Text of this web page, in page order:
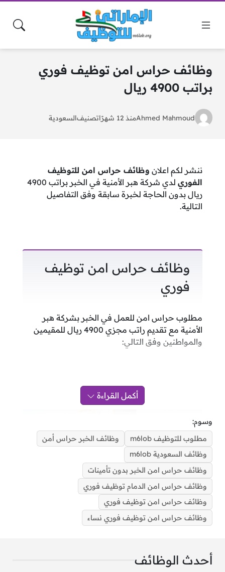
وظائف حراس امن توظيف فوري
براتب 4900 ريال
Ahmed Mahmoudمنذ 12 شهرًا تصنيفالسعودية
ننشر لكم اعلان وظائف حراس امن للتوظيف
الفوري
لدي شركة هبر الأمنية في الخبر براتب 4900
ريال بدون الحاجة لخبرة سابقة وفق التفاصيل
التالية.
وظائف حراس امن توظيف
فوري
مطلوب حراس امن للعمل في الخبر بشركة هبر
الأمنية مع تقديم راتب مجزي 4900 ريال للمقيمين
والمواطنين وفق التالي:
وظائف حراس امن توظيف فوري براتب 4900 ريال
أكمل القراءة
وسوم:
مطلوب للتوظيف m6lob
وظائف الخبر حراس أمن
وظائف السعودية m6lob
وظائف حراس امن الخبر بدون تأمينات
وظائف حراس امن الدمام توظيف فوري
وظائف حراس امن توظيف فوري
وظائف حراس امن توظيف فوري نساء
أحدث الوظائف